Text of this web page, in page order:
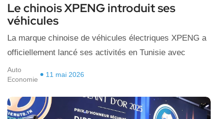
Le chinois XPENG introduit ses
véhicules
La marque chinoise de véhicules électriques XPENG a
officiellement lancé ses activités en Tunisie avec
Auto
Economie
11 mai 2026